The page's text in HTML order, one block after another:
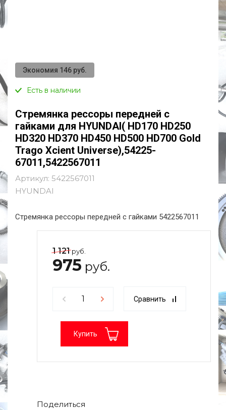
Экономия 146 руб.
Есть в наличии
Стремянка рессоры передней с
гайками для HYUNDAI( HD170 HD250
HD320 HD370 HD450 HD500 HD700 Gold
Trago Xcient Universe),54225-
67011,5422567011
Артикул: 5422567011
HYUNDAI
Стремянка рессоры передней с гайками 5422567011
1 121руб.
975 руб.
Сравнить
Купить
Поделиться